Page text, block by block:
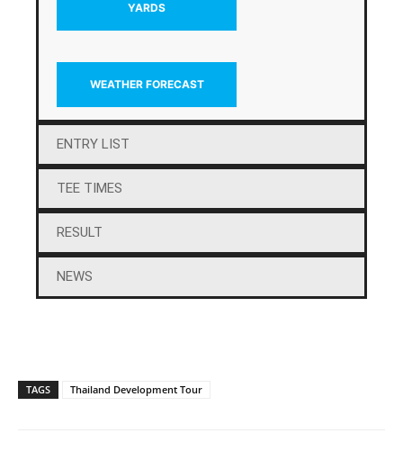
YARDS
WEATHER FORECAST
ENTRY LIST
TEE TIMES
RESULT
NEWS
TAGS Thailand Development Tour